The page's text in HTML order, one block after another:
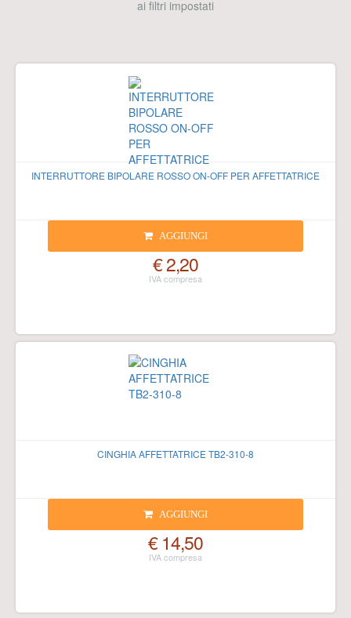
ai filtri impostati
INTERRUTTORE BIPOLARE ROSSO ON-OFF PER AFFETTATRICE
AGGIUNGI
€ 2,20
CINGHIA AFFETTATRICE TB2-310-8
AGGIUNGI
€ 14,50